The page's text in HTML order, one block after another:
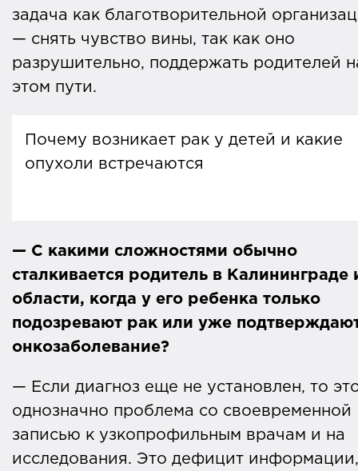
задача как благотворительной
— снять чувство вины, так как оно
разрушительно, поддержать родителей
этом пути.
Почему возникает рак у детей и какие
опухоли встречаются
ежегодно 400
заболевают раком, из них 330 тысяч —
Злокачественные новообразования у
детей и подростков встречаются
значительно реже, чем у взрослых. Так,
по данным ВОЗ, за 2020 год было
— С какими сложностями обычно
сталкивается родитель в Калининграде
области, когда у его ребенка только
подозревают рак или уже
онкозаболевание?
— Если диагноз еще не установлен, то
однозначно проблема со своевременной
записью к узкопрофильным врачам и на
исследования. Это дефицит информации,